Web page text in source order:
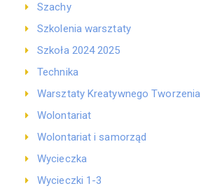
Szachy
Szkolenia warsztaty
Szkoła 2024 2025
Technika
Warsztaty Kreatywnego Tworzenia
Wolontariat
Wolontariat i samorząd
Wycieczka
Wycieczki 1-3